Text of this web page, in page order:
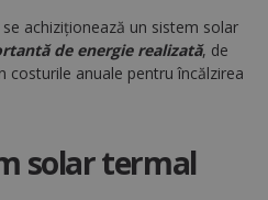
achiziționează un sistem solar
de energie realizată, de
costurile anuale pentru încălzirea
solar termal